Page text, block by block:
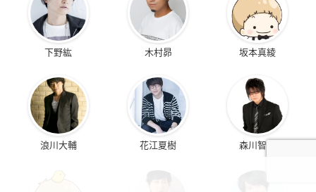
下野紘 木村昴 坂本真綾
浪川大輔 花江夏樹 森川智之